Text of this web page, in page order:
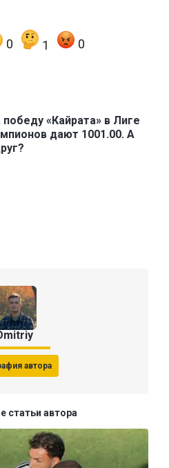
0 1 0
победу «Кайрата» в Лиге
дают 1001.00. А
автора
статьи автора